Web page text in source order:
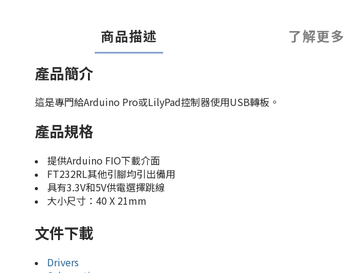
商品描述 了解更多
產品簡介
這是專門給Arduino Pro或LilyPad控制器使用USB轉板。
產品規格
提供Arduino FIO下載介面
FT232RL其他引腳均引出備用
具有3.3V和5V供電選擇跳線
大小尺寸：40 X 21mm
文件下載
Drivers